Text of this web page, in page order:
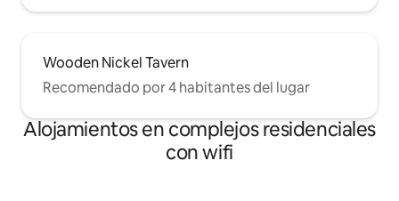
Wooden Nickel Tavern
Recomendado por 4 habitantes del lugar
Alojamientos en complejos residenciales
con wifi